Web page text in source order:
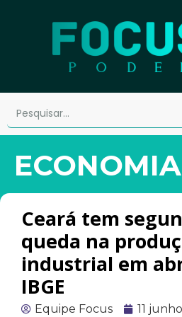
ECONOMIA
Ceará tem
queda na
industrial em
IBGE
Equipe Focus 11